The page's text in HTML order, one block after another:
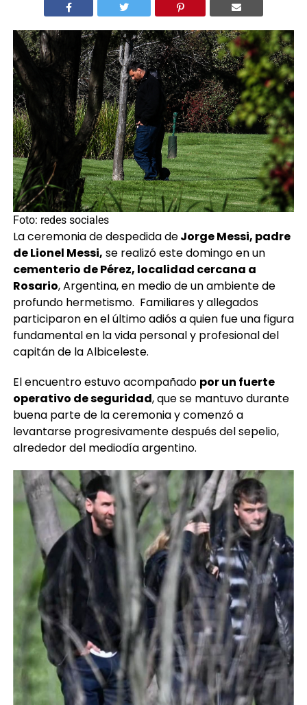
Foto: redes sociales
La ceremonia de despedida deJorge Messi, padre
de Lionel Messi, se realizó este domingo en un
cementerio de Pérez, localidad cercana a
Rosario, Argentina, en medio de un ambiente de
profundo hermetismo. Familiares y allegados
participaron en el último adiós a quien fue una figura
fundamental en la vida personal y profesional del
capitán de la Albiceleste.
El encuentro estuvo acompañado por un fuerte
operativo de seguridad, que se mantuvo durante
buena parte de la ceremonia y comenzó a
levantarse progresivamente después del sepelio,
alrededor del mediodía argentino.